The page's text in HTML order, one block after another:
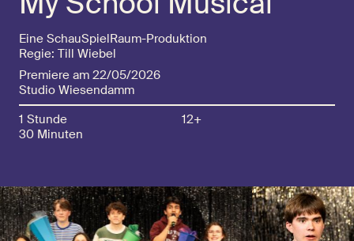
Eine SchauSpielRaum-Produktion
Regie: Till Wiebel
Premiere am 22/05/2026
Studio Wiesendamm
1 Stunde
30 Minuten
12+